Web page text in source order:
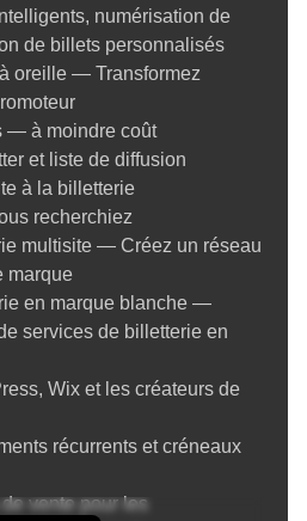
numérisation de
de billets personnalisés
oreille — Transformez
— à moindre coût
et liste de diffusion
à la billetterie
recherchiez
multisite — Créez un réseau
marque
en marque blanche —
services de billetterie en
Wix et les créateurs de
récurrents et créneaux
vente pour les